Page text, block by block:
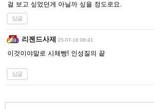
걸 보고 싶었던게 아닐까 싶을 정도로요.
답글
리젠드사제 25-07-16 06:41
이것이야말로 시체빵! 인성질의 끝
답글